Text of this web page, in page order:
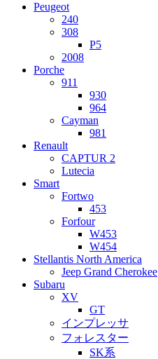
Peugeot
240
308
P5
2008
Porche
911
930
964
Cayman
981
Renault
CAPTUR 2
Lutecia
Smart
Fortwo
453
Forfour
W453
W454
Stellantis North America
Jeep Grand Cherokee
Subaru
XV
GT
インプレッサ
フォレスター
SK系